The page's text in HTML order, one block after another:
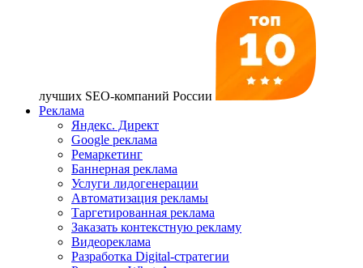
лучших SEO-компаний России
Реклама
Яндекс. Директ
Google реклама
Ремаркетинг
Баннерная реклама
Услуги лидогенерации
Автоматизация рекламы
Таргетированная реклама
Заказать контекстную рекламу
Видеореклама
Разработка Digital-стратегии